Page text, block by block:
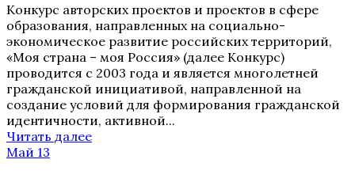
Конкурс авторских проектов и проектов в сфере
образования, направленных на социально-
экономическое развитие российских территорий,
«Моя страна – моя Россия» (далее Конкурс)
проводится с 2003 года и является многолетней
гражданской инициативой, направленной на
создание условий для формирования гражданской
идентичности, активной...
Читать далее
Май 13